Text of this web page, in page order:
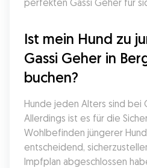
perfekten Gassi Geher für
Ist mein Hund zu
Gassi Geher in
buchen?
Hunde jeden Alters sind bei
Allerdings ist es für die
Wohlbefinden jüngerer
entscheidend,
Impfplan abgeschlossen